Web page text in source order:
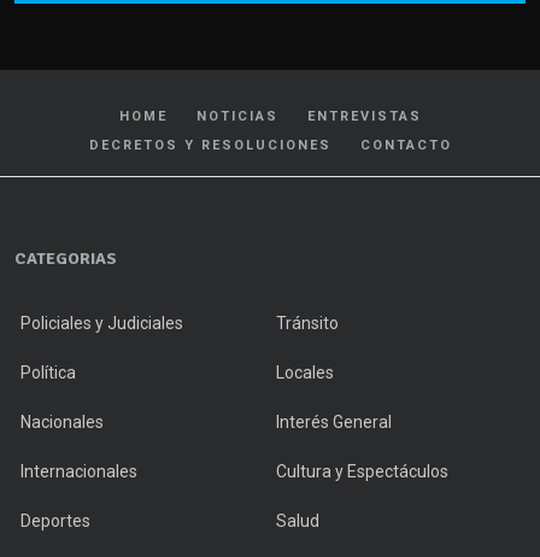
HOME NOTICIAS
ENTREVISTAS
DECRETOS Y RESOLUCIONES
CONTACTO
CATEGORIAS
Policiales y Judiciales Tránsito
Política Locales
Nacionales Interés General
Internacionales Cultura y Espectáculos
Deportes Salud